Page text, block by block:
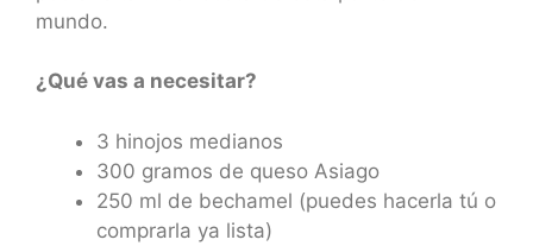
mundo.
¿Qué vas a necesitar?
3 hinojos medianos
300 gramos de queso Asiago
250 ml de bechamel (puedes hacerla tú o
comprarla ya lista)